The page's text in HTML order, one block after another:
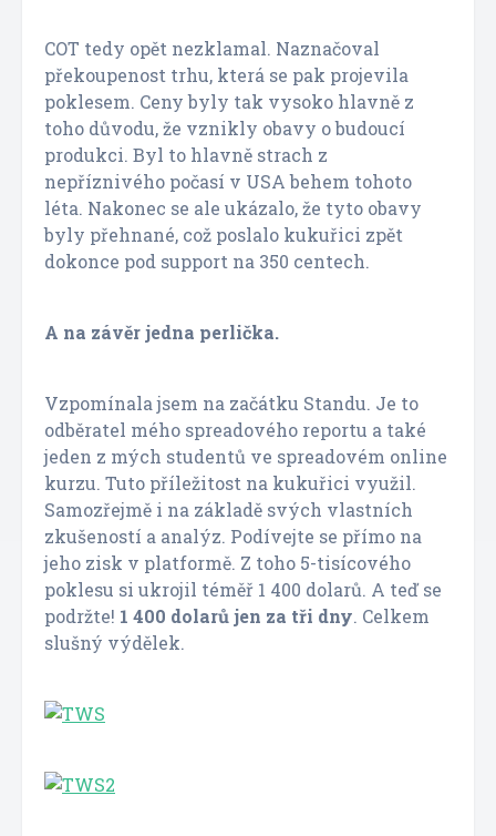
COT tedy opět nezklamal. Naznačoval
překoupenost trhu, která se pak projevila
poklesem. Ceny byly tak vysoko hlavně z
toho důvodu, že vznikly obavy o budoucí
produkci. Byl to hlavně strach z
nepříznivého počasí v USA behem tohoto
léta. Nakonec se ale ukázalo, že tyto obavy
byly přehnané, což poslalo kukuřici zpět
dokonce pod support na 350 centech.
A na závěr jedna perlička.
Vzpomínala jsem na začátku Standu. Je to
odběratel mého spreadového reportu a také
jeden z mých studentů ve spreadovém online
kurzu. Tuto příležitost na kukuřici využil.
Samozřejmě i na základě svých vlastních
zkušeností a analýz. Podívejte se přímo na
jeho zisk v platformě. Z toho 5-tisícového
poklesu si ukrojil téměř 1 400 dolarů. A teď se
podržte! 1 400 dolarů jen za tři dny. Celkem
slušný výdělek.